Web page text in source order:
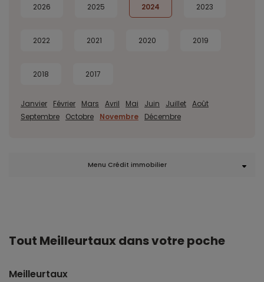
2026 2025 2024 2023
2022 2021 2020 2019
2018 2017
Janvier Février Mars Avril Mai Juin Juillet Août
Septembre
Octobre Novembre Décembre
Menu Crédit immobilier
Tout Meilleurtaux dans votre poche
Meilleurtaux